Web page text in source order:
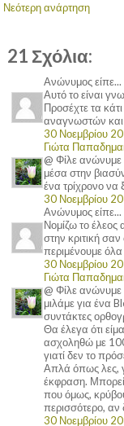
Νεότερη ανάρτηση
21 Σχόλια:
Ανώνυμος είπε...
Αυτό το είναι
Προσέχτε τα κάτι
αναγνωστών και
30 Νοεμβρίου
Γιώτα
@ Φίλε ανώνυμε
μέσα στην
ένα τρίχρονο να
30 Νοεμβρίου
Ανώνυμος είπε...
Νομίζω το έλεος
στην κριτική
περιμένουμε
30 Νοεμβρίου
Γιώτα
@ Φίλε ανώνυμε
μιλάμε για ένα
συντάκτες
Θα έλεγα ότι
ασχοληθώ με
γιατί δεν το
Απλά όπως λες,
έκφραση.
που όμως,
περισσότερο, αν
30 Νοεμβρίου